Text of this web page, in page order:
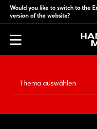
Would you like to switch to the
version of the website?
Thema auswählen